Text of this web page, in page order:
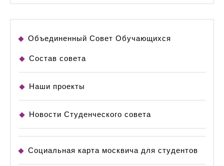
Объединенный Совет Обучающихся
Состав совета
Наши проекты
Новости Студенческого совета
Социальная карта москвича для студентов